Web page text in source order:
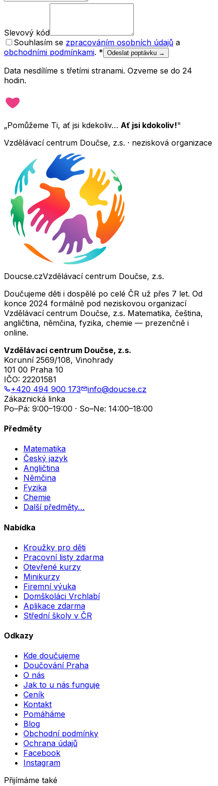
Slevový kód
Souhlasím se zpracováním osobních údajů a
obchodními podmínkami. * Odeslat poptávku →
Data nesdílíme s třetími stranami. Ozveme se do 24
hodin.
„Pomůžeme Ti, ať jsi kdekoliv… Ať jsi kdokoliv!"
Vzdělávací centrum Doučse, z.s. · nezisková organizace
Doucse.czVzdělávací centrum Doučse, z.s.
Doučujeme děti i dospělé po celé ČR už přes 7 let. Od
konce 2024 formálně pod neziskovou organizací
Vzdělávací centrum Doučse, z.s. Matematika, čeština,
angličtina, němčina, fyzika, chemie — prezenčně i
online.
Vzdělávací centrum Doučse, z.s.
Korunní 2569/108, Vinohrady
101 00 Praha 10
IČO: 22201581
+420 494 900 173
info@doucse.cz
Zákaznická linka
Po–Pá: 9:00–19:00 · So–Ne: 14:00–18:00
Předměty
Matematika
Český jazyk
Angličtina
Němčina
Fyzika
Chemie
Další předměty…
Nabídka
Kroužky pro děti
Pracovní listy zdarma
Otevřené kurzy
Minikurzy
Firemní výuka
Domškoláci Vrchlabí
Aplikace zdarma
Střední školy v ČR
Odkazy
Kde doučujeme
Doučování Praha
O nás
Jak to u nás funguje
Ceník
Kontakt
Pomáháme
Blog
Obchodní podmínky
Ochrana údajů
Facebook
Instagram
Přijímáme také